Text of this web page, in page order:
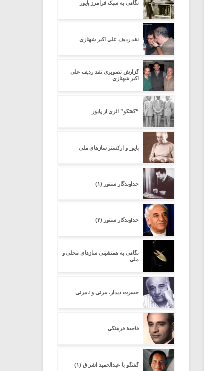
نگاهی به سبک فرامرز پایور
نقد ردیف علی اکبر شهنازی
گزارش تصویری نقد ردیف علی
اکبر شهنازی
“گفتگو” اثری از پایور
پایور و ارکستر سازهای ملی
خداوندگار سنتور (۱)
خداوندگار سنتور (۲)
نگاهی به همنشینی سازهای محلی و
ملی
حسرت دیدار، مرئی و نامرئی
فاجعۀ فرهنگی
گفتگو با عبدالحمید اشراق (۱)